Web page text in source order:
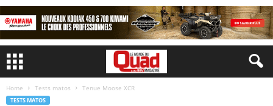
Home Tests matos Tenue Moose XCR
TESTS MATOS